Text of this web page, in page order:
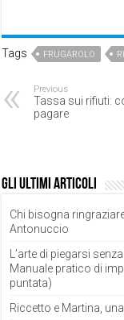
Tags FRUGAROLO
Previous
Tassa sui rifiuti:
pagare
Gli ultimi articoli
Chi bisogna
Antonuccio
L’arte di piegarsi
Manuale pratico di
puntata)
Riccetto e Martina,